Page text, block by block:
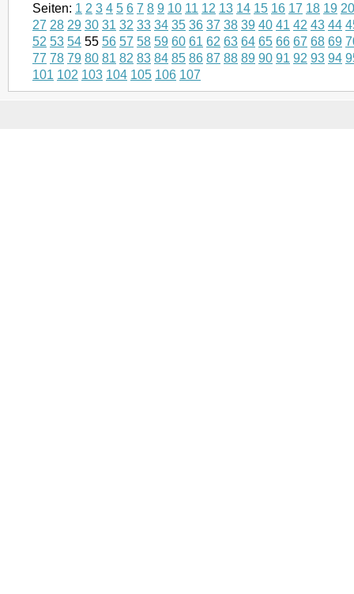
Seiten: 1 2 3 4 5 6 7 8 9 10 11 12 13 14 15 16 17 18 19 20
27 28 29 30 31 32 33 34 35 36 37 38 39 40 41 42 43 44
52 53 54 55 56 57 58 59 60 61 62 63 64 65 66 67 68 69
77 78 79 80 81 82 83 84 85 86 87 88 89 90 91 92 93 94
101 102 103 104 105 106 107